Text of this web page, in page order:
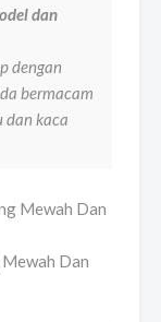
dan
dengan
bermacam
dan kaca
Dan